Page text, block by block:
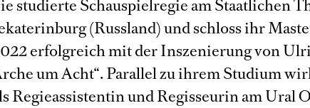
studierte Schauspielregie am Staatlichen
(Russland) und schloss ihr
erfolgreich mit der Inszenierung von
um Acht“. Parallel zu ihrem Studium
Regieassistentin und Regisseurin am Ural